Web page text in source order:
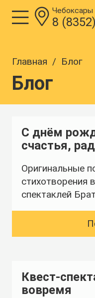
Чебоксары
8
ПРАЗДНИКИ
ГДЕ
УЗНАТЬ
БОНУС
БЛОГ
Главная / Блог
Блог
С днём
счастья,
Оригинальные
стихотворения
спектаклей
Квест-
вовремя